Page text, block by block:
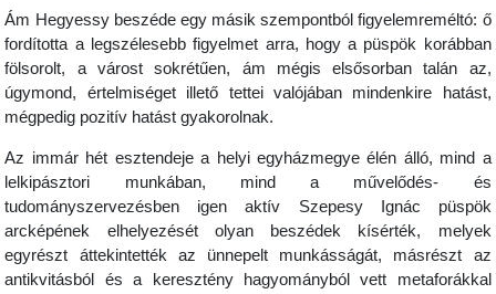
Ám Hegyessy beszéde egy másik szempontból figyelemreméltó: ő
fordította a legszélesebb figyelmet arra, hogy a püspök korábban
fölsorolt, a várost sokrétűen, ám mégis elsősorban talán az,
úgymond, értelmiséget illető tettei valójában mindenkire hatást,
mégpedig pozitív hatást gyakorolnak.
Az immár hét esztendeje a helyi egyházmegye élén álló, mind a
lelkipásztori munkában, mind a művelődés- és
tudományszervezésben igen aktív Szepesy Ignác püspök
arcképének elhelyezését olyan beszédek kísérték, melyek
egyrészt áttekintették az ünnepelt munkásságát, másrészt az
antikvitásból és a keresztény hagyományból vett metaforákkal